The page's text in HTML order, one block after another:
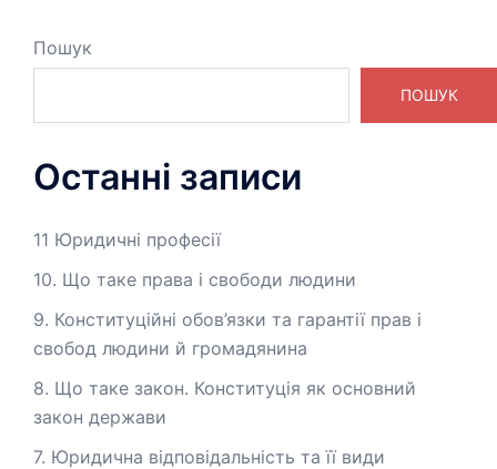
Пошук
ПОШУК
Останні записи
11 Юридичні професії
10. Що таке права і свободи людини
9. Конституційні обов’язки та гарантії прав і
свобод людини й громадянина
8. Що таке закон. Конституція як основний
закон держави
7. Юридична відповідальність та її види